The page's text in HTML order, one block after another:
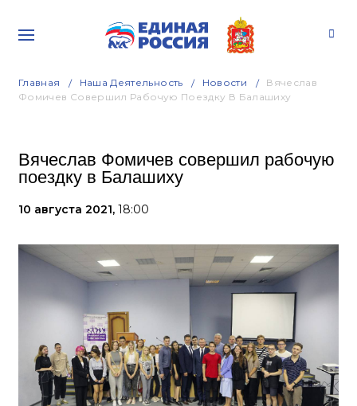
Главная Наша Деятельность Новости
Вячеслав
Фомичев Совершил Рабочую Поездку В Балашиху
Вячеслав Фомичев совершил рабочую
поездку в Балашиху
10 августа 2021, 18:00